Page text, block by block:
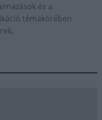
és a
témakörében